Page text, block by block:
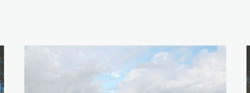
minería-en-